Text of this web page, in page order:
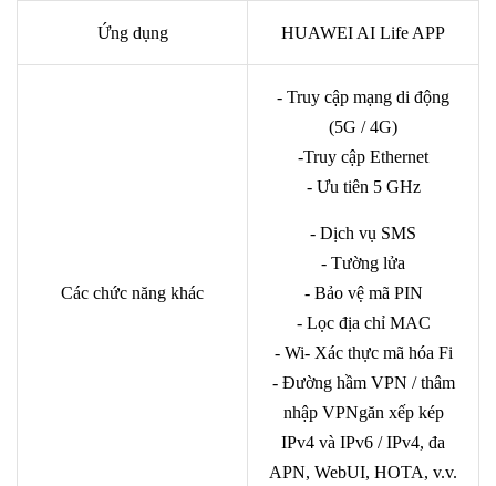
Ứng dụng HUAWEI AI Life APP
Các chức năng khác
- Truy cập mạng di động
(5G / 4G)
-Truy cập Ethernet
- Ưu tiên 5 GHz
- Dịch vụ SMS
- Tường lửa
- Bảo vệ mã PIN
- Lọc địa chỉ MAC
- Wi- Xác thực mã hóa Fi
- Đường hầm VPN / thâm
nhập VPNgăn xếp kép
IPv4 và IPv6 / IPv4, đa
APN, WebUI, HOTA, v.v.